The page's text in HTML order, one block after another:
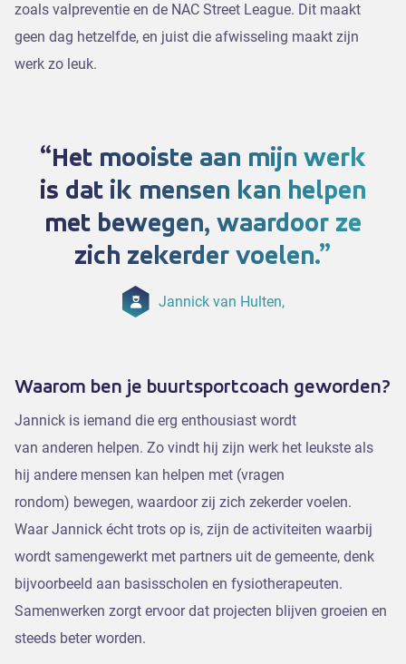
zoals valpreventie en de NAC Street League. Dit maakt
geen dag hetzelfde, en juist die afwisseling maakt zijn
werk zo leuk.
Het mooiste aan mijn werk
is dat ik mensen kan helpen
met bewegen, waardoor ze
zich zekerder voelen.
Jannick van Hulten,
Waarom ben je buurtsportcoach geworden?
Jannick is iemand die erg enthousiast wordt
van anderen helpen. Zo vindt hij zijn werk het leukste als
hij andere mensen kan helpen met (vragen
rondom) bewegen, waardoor zij zich zekerder voelen.
Waar Jannick écht trots op is, zijn de activiteiten waarbij
wordt samengewerkt met partners uit de gemeente, denk
bijvoorbeeld aan basisscholen en fysiotherapeuten.
Samenwerken zorgt ervoor dat projecten blijven groeien en
steeds beter worden.